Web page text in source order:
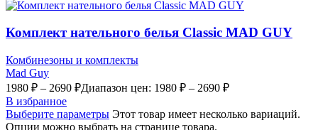
Комплект нательного белья Classic MAD GUY
Комбинезоны и комплекты
Mad Guy
1980 ₽ – 2690 ₽Диапазон цен: 1980 ₽ – 2690 ₽
В избранное
Выберите параметры Этот товар имеет несколько вариаций.
Опции можно выбрать на странице товара.